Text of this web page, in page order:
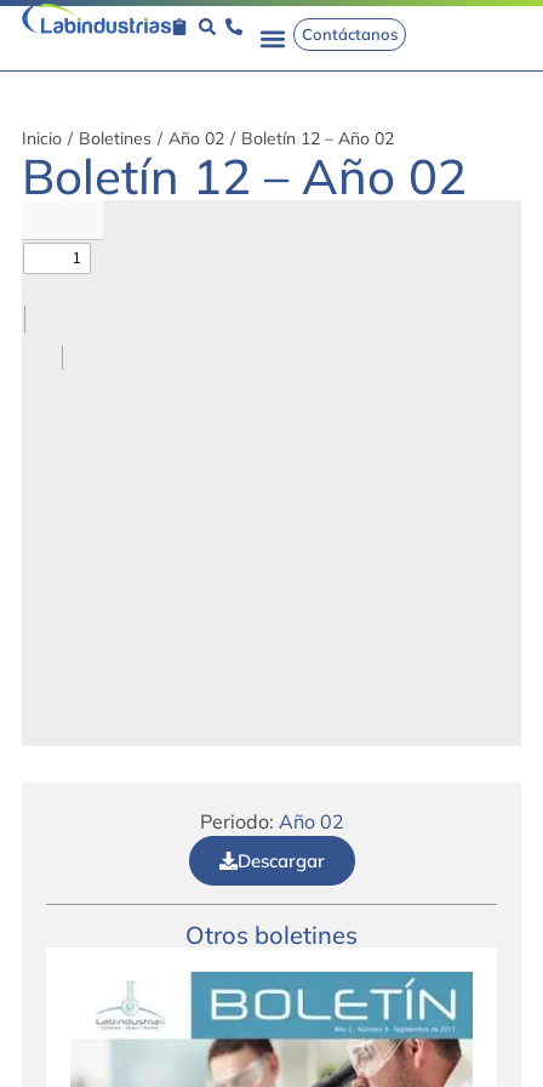
Contáctanos
Inicio / Boletines / Año 02 / Boletín 12 – Año 02
Boletín 12 – Año 02
Periodo: Año 02
Descargar
Otros boletines